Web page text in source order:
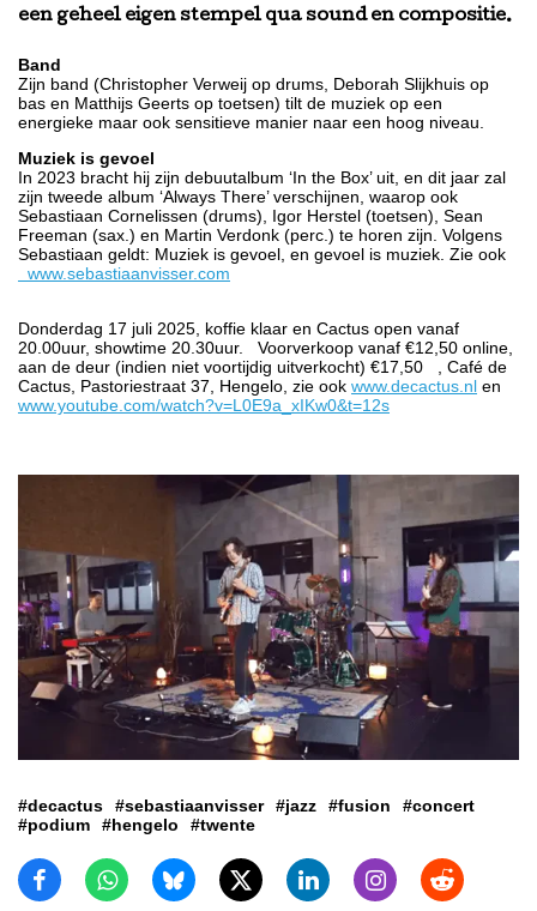
een geheel eigen stempel qua sound en compositie.
Band
Zijn band (Christopher Verweij op drums, Deborah Slijkhuis op
bas en Matthijs Geerts op toetsen) tilt de muziek op een
energieke maar ook sensitieve manier naar een hoog niveau.
Muziek is gevoel
In 2023 bracht hij zijn debuutalbum ‘In the Box’ uit, en dit jaar zal
zijn tweede album ‘Always There’ verschijnen, waarop ook
Sebastiaan Cornelissen (drums), Igor Herstel (toetsen), Sean
Freeman (sax.) en Martin Verdonk (perc.) te horen zijn. Volgens
Sebastiaan geldt: Muziek is gevoel, en gevoel is muziek. Zie ook
www.sebastiaanvisser.com
Donderdag 17 juli 2025, koffie klaar en Cactus open vanaf
20.00uur, showtime 20.30uur. Voorverkoop vanaf €12,50 online,
aan de deur (indien niet voortijdig uitverkocht) €17,50 , Café de
Cactus, Pastoriestraat 37, Hengelo, zie ook www.decactus.nl en
www.youtube.com/watch?v=L0E9a_xIKw0&t=12s
#decactus #sebastiaanvisser #jazz #fusion
#concert
#podium
#hengelo #twente